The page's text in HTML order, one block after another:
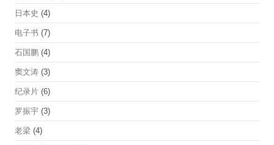
日本史 (4)
电子书 (7)
石国鹏 (4)
窦文涛 (3)
纪录片 (6)
罗振宇 (3)
老梁 (4)